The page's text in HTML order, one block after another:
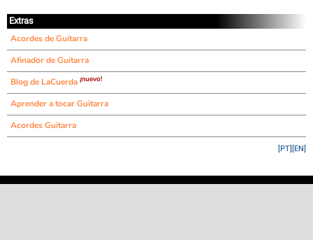
Extras
Acordes de Guitarra
Afinador de Guitarra
Blog de LaCuerda ¡nuevo!
Aprender a tocar Guitarra
Acordes Guitarra
[EN]
[PT]